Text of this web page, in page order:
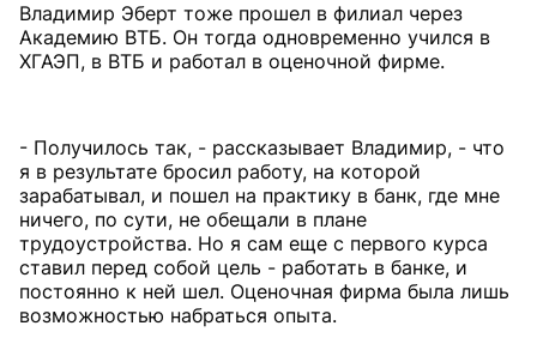
Владимир Эберт тоже прошел в филиал через
Академию ВТБ. Он тогда одновременно учился в
ХГАЭП, в ВТБ и работал в оценочной фирме.
- Получилось так, - рассказывает Владимир, - что
я в результате бросил работу, на которой
зарабатывал, и пошел на практику в банк, где мне
ничего, по сути, не обещали в плане
трудоустройства. Но я сам еще с первого курса
ставил перед собой цель - работать в банке, и
постоянно к ней шел. Оценочная фирма была лишь
возможностью набраться опыта.